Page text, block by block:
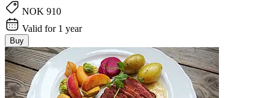
NOK 910
Valid for 1 year
Buy